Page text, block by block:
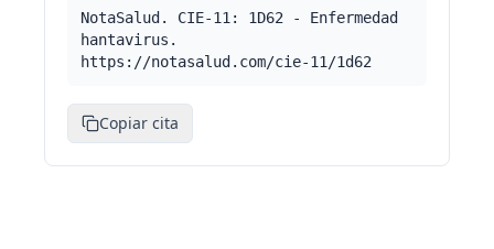
NotaSalud. CIE-11: 1D62 - Enfermedad
hantavirus.
https://notasalud.com/cie-11/1d62
Copiar cita